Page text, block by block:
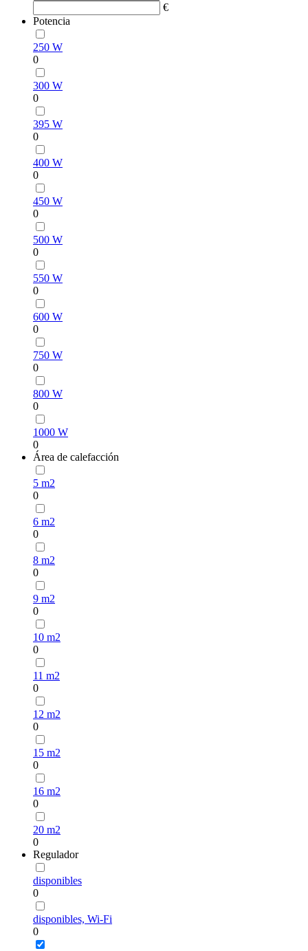
€
Potencia
250 W
0
300 W
0
395 W
0
400 W
0
450 W
0
500 W
0
550 W
0
600 W
0
750 W
0
800 W
0
1000 W
0
Área de calefacción
5 m2
0
6 m2
0
8 m2
0
9 m2
0
10 m2
0
11 m2
0
12 m2
0
15 m2
0
16 m2
0
20 m2
0
Regulador
disponibles
0
disponibles, Wi-Fi
0